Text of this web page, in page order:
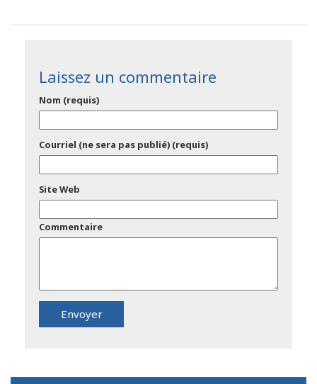
Laissez un commentaire
Nom (requis)
Courriel (ne sera pas publié) (requis)
Site Web
Commentaire